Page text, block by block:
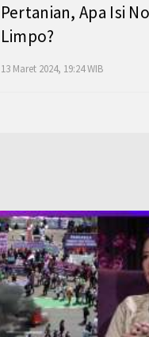
Pertanian, Apa Isi
Limpo?
13 Maret 2024, 19:24 WIB